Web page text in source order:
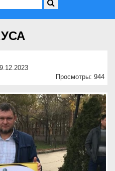
Просмотры: 944